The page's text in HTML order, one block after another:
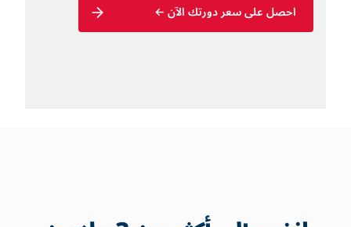
احصل على سعر دورتك الآن ←